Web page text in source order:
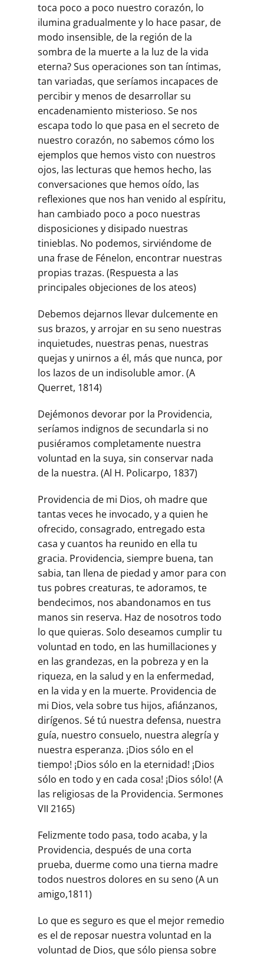
toca poco a poco nuestro corazón, lo
ilumina gradualmente y lo hace pasar, de
modo insensible, de la región de la
sombra de la muerte a la luz de la vida
eterna? Sus operaciones son tan íntimas,
tan variadas, que seríamos incapaces de
percibir y menos de desarrollar su
encadenamiento misterioso. Se nos
escapa todo lo que pasa en el secreto de
nuestro corazón, no sabemos cómo los
ejemplos que hemos visto con nuestros
ojos, las lecturas que hemos hecho, las
conversaciones que hemos oído, las
reflexiones que nos han venido al espíritu,
han cambiado poco a poco nuestras
disposiciones y disipado nuestras
tinieblas. No podemos, sirviéndome de
una frase de Fénelon, encontrar nuestras
propias trazas. (Respuesta a las
principales objeciones de los ateos)
Debemos dejarnos llevar dulcemente en
sus brazos, y arrojar en su seno nuestras
inquietudes, nuestras penas, nuestras
quejas y unirnos a él, más que nunca, por
los lazos de un indisoluble amor. (A
Querret, 1814)
Dejémonos devorar por la Providencia,
seríamos indignos de secundarla si no
pusiéramos completamente nuestra
voluntad en la suya, sin conservar nada
de la nuestra. (Al H. Policarpo, 1837)
Providencia de mi Dios, oh madre que
tantas veces he invocado, y a quien he
ofrecido, consagrado, entregado esta
casa y cuantos ha reunido en ella tu
gracia. Providencia, siempre buena, tan
sabia, tan llena de piedad y amor para con
tus pobres creaturas, te adoramos, te
bendecimos, nos abandonamos en tus
manos sin reserva. Haz de nosotros todo
lo que quieras. Solo deseamos cumplir tu
voluntad en todo, en las humillaciones y
en las grandezas, en la pobreza y en la
riqueza, en la salud y en la enfermedad,
en la vida y en la muerte. Providencia de
mi Dios, vela sobre tus hijos, afiánzanos,
dirígenos. Sé tú nuestra defensa, nuestra
guía, nuestro consuelo, nuestra alegría y
nuestra esperanza. ¡Dios sólo en el
tiempo! ¡Dios sólo en la eternidad! ¡Dios
sólo en todo y en cada cosa! ¡Dios sólo! (A
las religiosas de la Providencia. Sermones
VII 2165)
Felizmente todo pasa, todo acaba, y la
Providencia, después de una corta
prueba, duerme como una tierna madre
todos nuestros dolores en su seno (A un
amigo,1811)
Lo que es seguro es que el mejor remedio
es el de reposar nuestra voluntad en la
voluntad de Dios, que sólo piensa sobre